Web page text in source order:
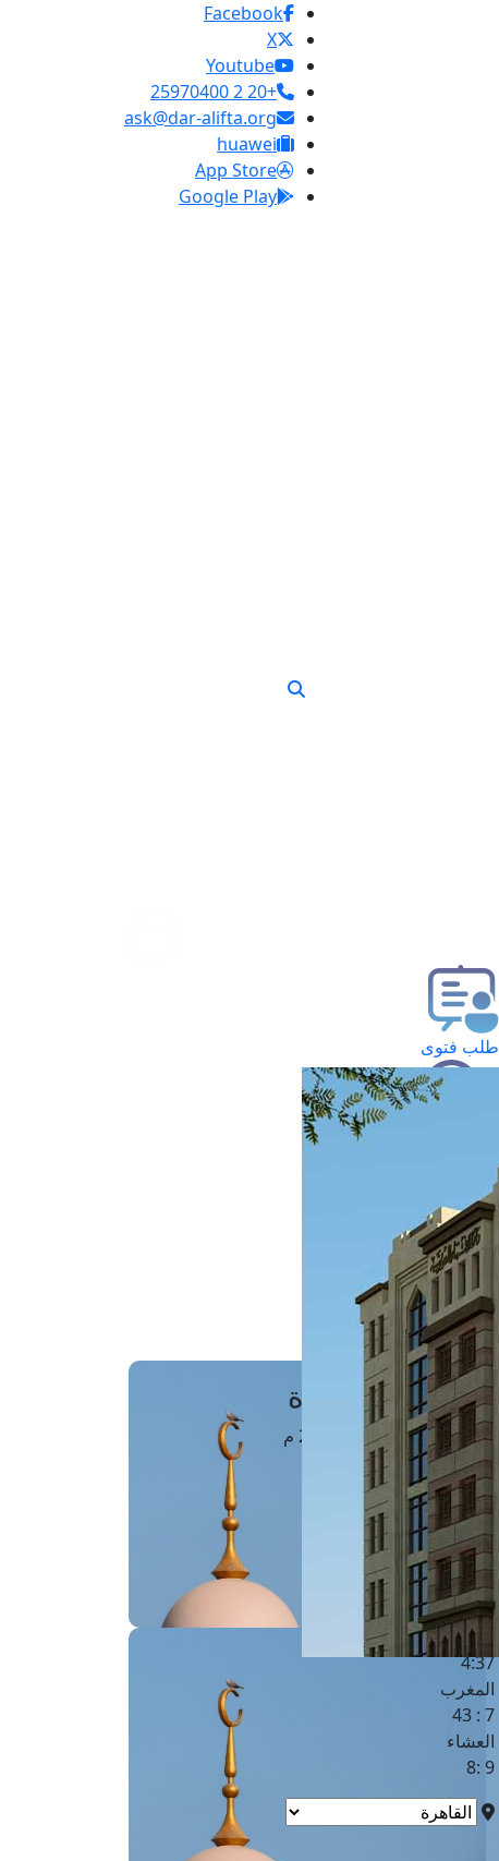
Facebook
X
Youtube
+20 2 25970400
ask@dar-alifta.org
huawei
App Store
Google Play
طلب فتوى
حجز موعد
الفتوى الهاتفية
مَواقِيتُ الصَّـــلاة
القاهرة · 08 أغسطس 2026 م
الفجر
الشروق
6 :18
الظهر
1 : 1
العصر
4:37
المغرب
7 : 43
العشاء
9 :8